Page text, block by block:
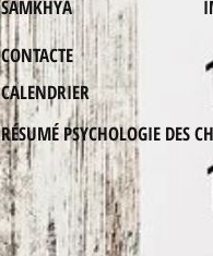
SAMKHYA
CONTACTE
CALENDRIER
RÉSUMÉ PSYCHOLOGIE DES